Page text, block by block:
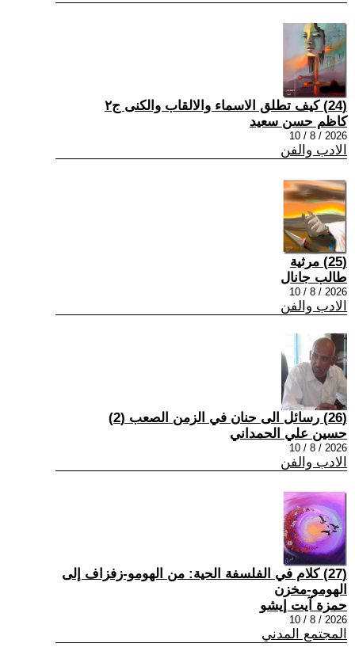
(24) كيف تطلق الاسماء والالقاب والكنى ج٢
كاظم حسن سعيد
2026 / 8 / 10
الادب والفن
(25) مرثية
طالب جانال
2026 / 8 / 10
الادب والفن
(26) رسائل الى حنان في الزمن الصعب (2)
حسين علي الحمداني
2026 / 8 / 10
الادب والفن
(27) كلام في الفلسفة الحية: من الهومو-زفزاف إلى
الهومو-مخزن
حمزة آيت إيشو
2026 / 8 / 10
المجتمع المدني